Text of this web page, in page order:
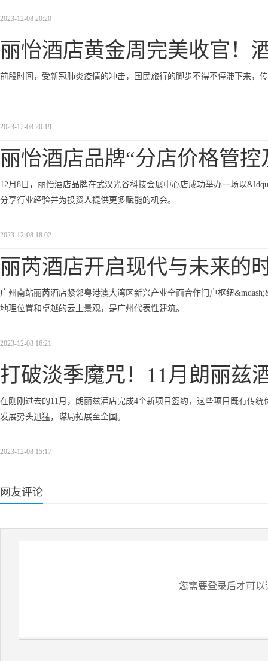
2023-12-08 20:20
丽怡酒店黄金周完美收官！
前段时间，受新冠肺炎疫情的冲击，国民旅行的脚步不得不停滞下来，
2023-12-08 20:19
丽怡酒店品牌“分店价格管控
12月8日，丽怡酒店品牌在武汉光谷科技会展中心店成功举办一场以
分享行业经验并为投资人提供更多赋能的机会。
2023-12-08 18:02
丽芮酒店开启现代与未来的
广州南站丽芮酒店紧邻粤港澳大湾区新兴产业全面合作门户枢纽
地理位置和卓越的云上景观，是广州代表性建筑。
2023-12-08 16:21
打破淡季魔咒！11月朗丽兹
在刚刚过去的11月，朗丽兹酒店完成4个新项目签约，这些项目既有传
发展势头迅猛，谋局拓展至全国。
2023-12-08 15:17
网友评论
您需要登录后才可以